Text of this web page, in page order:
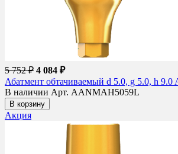
5 752 ₽ 4 084 ₽
Абатмент обтачиваемый d 5.0, g 5.0, h
В наличии Арт. AANMAH5059L
В корзину
Акция